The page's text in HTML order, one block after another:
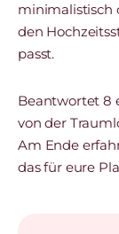
minimalistisch
den
passt.
Beantwortet 8
von der
Am Ende
das für eure